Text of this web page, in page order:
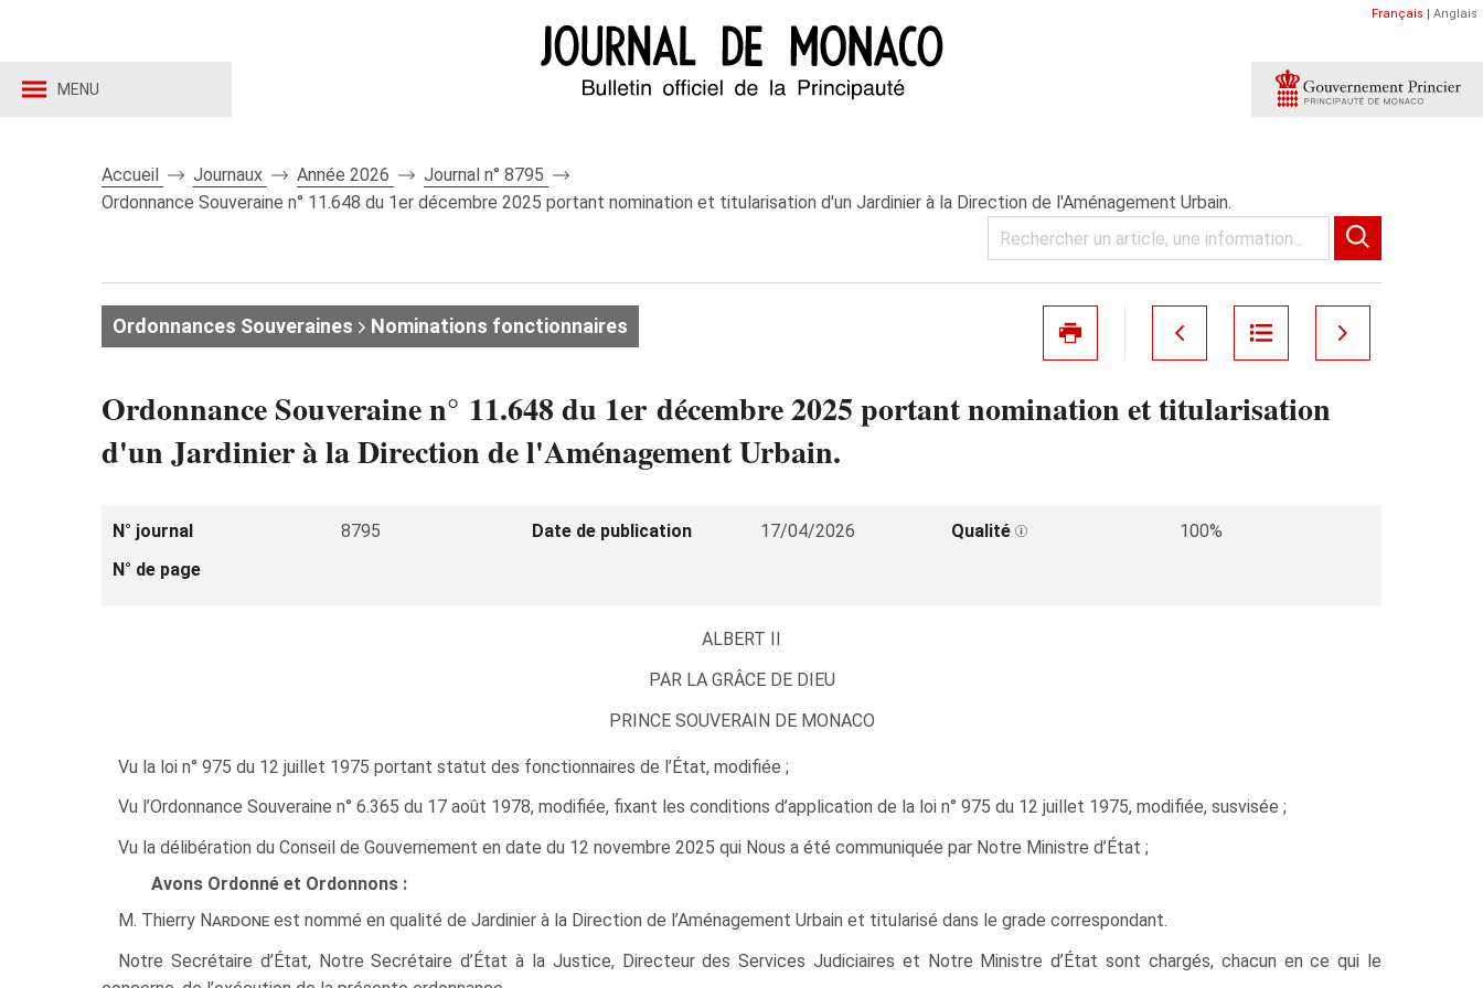
MENU
Français | Anglais
Accueil Journaux Année 2026
Journal n° 8795
Ordonnance Souveraine n° 11.648 du 1er décembre 2025 portant nomination et titularisation d'un Jardinier à la Direction de l'Aménagement Urbain.
Ordonnances Souveraines Nominations fonctionnaires
Ordonnance Souveraine n° 11.648 du 1er décembre 2025 portant nomination et titularisation
d'un Jardinier à la Direction de l'Aménagement Urbain.
N° journal 8795 Date de publication 17/04/2026 Qualité
100%
N° de page
ALBERT II
PAR LA GRÂCE DE DIEU
PRINCE SOUVERAIN DE MONACO
Vu la loi n° 975 du 12 juillet 1975 portant statut des fonctionnaires de l’État, modifiée ;
Vu l’Ordonnance Souveraine n° 6.365 du 17 août 1978, modifiée, fixant les conditions d’application de la loi n° 975 du 12 juillet 1975, modifiée, susvisée ;
Vu la délibération du Conseil de Gouvernement en date du 12 novembre 2025 qui Nous a été communiquée par Notre Ministre d’État ;
Avons Ordonné et Ordonnons :
M. Thierry Nardone est nommé en qualité de Jardinier à la Direction de l’Aménagement Urbain et titularisé dans le grade correspondant.
Notre Secrétaire d’État, Notre Secrétaire d’État à la Justice, Directeur des Services Judiciaires et Notre Ministre d’État sont chargés, chacun en ce qui le